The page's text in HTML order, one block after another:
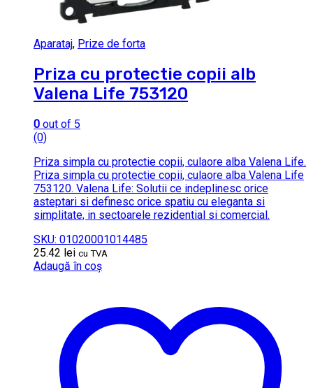
Aparataj, Prize de forta
Priza cu protectie copii alb
Valena Life 753120
0 out of 5
(0)
Priza simpla cu protectie copii, culaore alba Valena Life.
Priza simpla cu protectie copii, culaore alba Valena Life
753120. Valena Life: Solutii ce indeplinesc orice
asteptari si definesc orice spatiu cu eleganta si
simplitate, in sectoarele rezidential si comercial.
SKU: 01020001014485
25.42 lei cu TVA
Adaugă în coș